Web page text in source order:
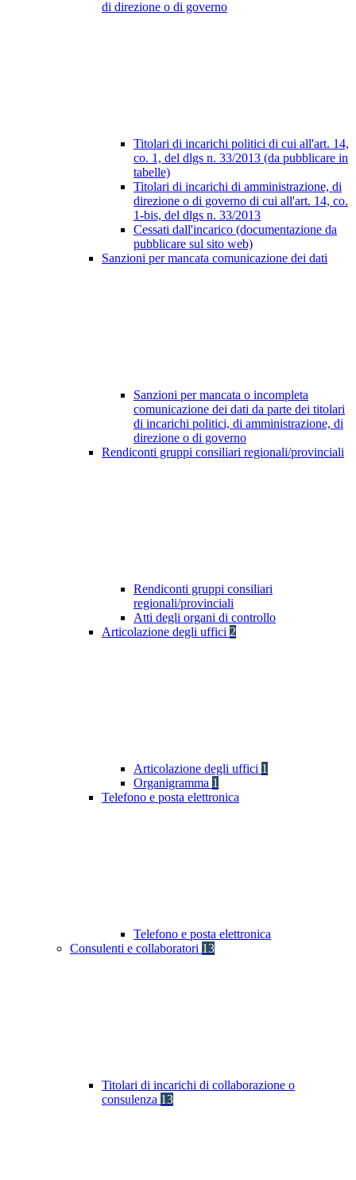
di direzione o di governo
Titolari di incarichi politici di cui all'art. 14,
co. 1, del dlgs n. 33/2013 (da pubblicare in
tabelle)
Titolari di incarichi di amministrazione, di
direzione o di governo di cui all'art. 14, co.
1-bis, del dlgs n. 33/2013
Cessati dall'incarico (documentazione da
pubblicare sul sito web)
Sanzioni per mancata comunicazione dei dati
Sanzioni per mancata o incompleta
comunicazione dei dati da parte dei titolari
di incarichi politici, di amministrazione, di
direzione o di governo
Rendiconti gruppi consiliari regionali/provinciali
Rendiconti gruppi consiliari
regionali/provinciali
Atti degli organi di controllo
Articolazione degli uffici 2
Articolazione degli uffici 1
Organigramma 1
Telefono e posta elettronica
Telefono e posta elettronica
Consulenti e collaboratori 13
Titolari di incarichi di collaborazione o
consulenza 13